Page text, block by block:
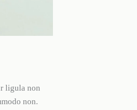
ligula non
non.